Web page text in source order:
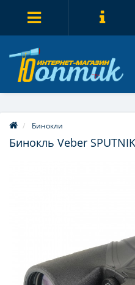
Бинокли
Бинокль Veber